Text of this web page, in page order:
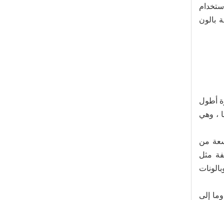
بالون
أطول
، وهي
من
مثل
إلى